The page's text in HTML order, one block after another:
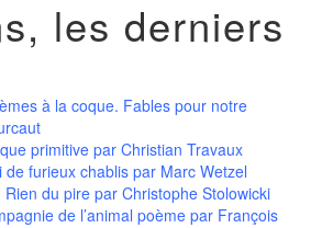
les derniers
à la coque. Fables pour notre
primitive par Christian Travaux
de furieux chablis par Marc Wetzel
Rien du pire par Christophe Stolowicki
de l’animal poème par François